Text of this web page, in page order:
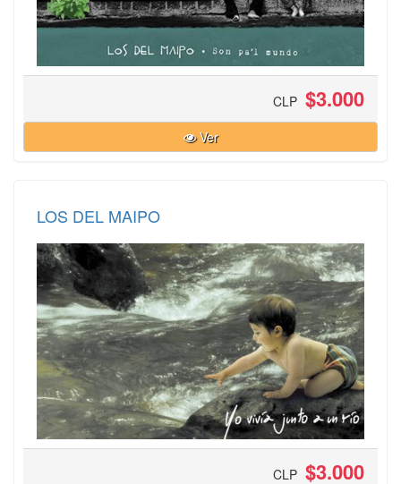
CLP $3.000
Ver
LOS DEL MAIPO
CLP $3.000